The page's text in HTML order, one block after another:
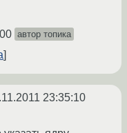
автор топика
23:35:10